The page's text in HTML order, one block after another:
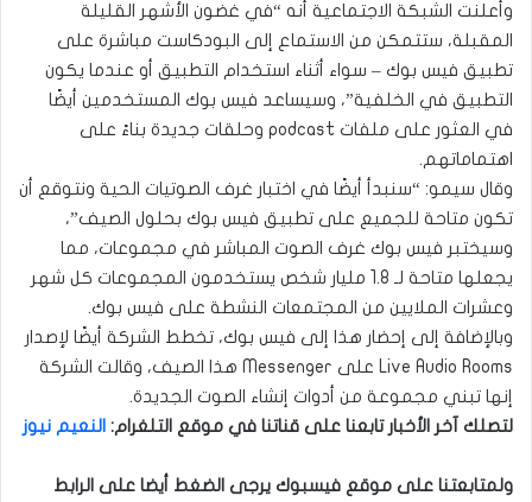
وأعلنت الشبكة الاجتماعية أنه “في غضون الأشهر القليلة
المقبلة، ستتمكن من الاستماع إلى البودكاست مباشرة على
تطبيق فيس بوك – سواء أثناء استخدام التطبيق أو عندما يكون
التطبيق في الخلفية”، وسيساعد فيس بوك المستخدمين أيضًا
في العثور على ملفات podcast وحلقات جديدة بناءً على
اهتماماتهم.
وقال سيمو: “سنبدأ أيضًا في اختبار غرف الصوتيات الحية ونتوقع أن
تكون متاحة للجميع على تطبيق فيس بوك بحلول الصيف”،
وسيختبر فيس بوك غرف الصوت المباشر في مجموعات، مما
يجعلها متاحة لـ 1.8 مليار شخص يستخدمون المجموعات كل شهر
وعشرات الملايين من المجتمعات النشطة على فيس بوك.
وبالإضافة إلى إحضار هذا إلى فيس بوك، تخطط الشركة أيضًا لإصدار
Live Audio Rooms على Messenger هذا الصيف، وقالت الشركة
إنها تبني مجموعة من أدوات إنشاء الصوت الجديدة.
لتصلك آخر الأخبار تابعنا على قناتنا في موقع التلغرام: النعيم نيوز
ولمتابعتنا على موقع فيسبوك يرجى الضغط أيضا على الرابط